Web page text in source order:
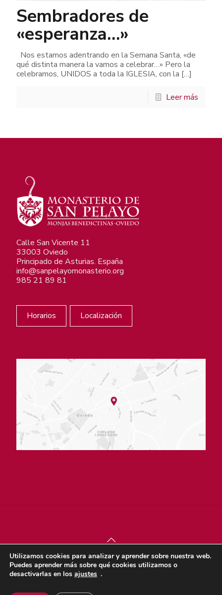
Sembradores de
«esperanza…»
Nos estamos adentrando en la Semana Santa, «de
qué distinta manera la vamos a celebrar…» Pero la
celebramos, UNIDOS a toda la IGLESIA, con la […]
Leer más
Calle San Vicente 11
33003 Oviedo
Principado de Asturias. España
info@sanpelayomonasterio.org
985 21 89 81
Horarios Localización
© sjdigital 2022 |Política de privacidad|Aviso legal
Política de cookies
Utilizamos cookies para analizar y aprender sobre nuestra web.
Puedes aprender más sobre qué cookies utilizamos o
desactivarlas en los ajustes .